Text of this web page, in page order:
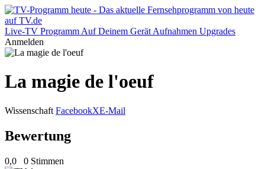
Live-TV Programm Auf Deinem Gerät Aufnahmen Upgrades
Anmelden
La magie de l'oeuf
Wissenschaft FacebookXE-Mail
Bewertung
0,0 0 Stimmen